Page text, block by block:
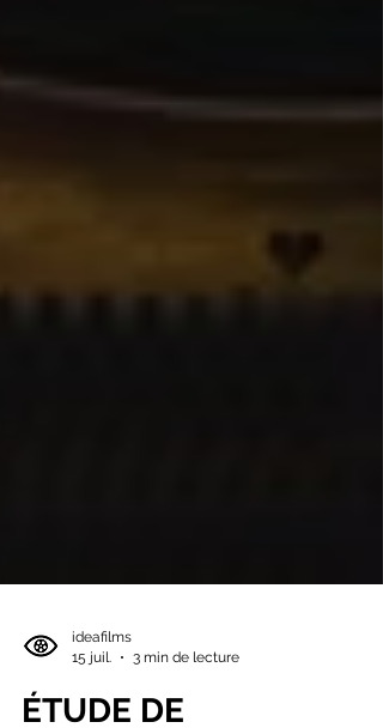
15 juil.
3 min de lecture